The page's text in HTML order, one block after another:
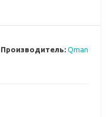
Производитель: Qman